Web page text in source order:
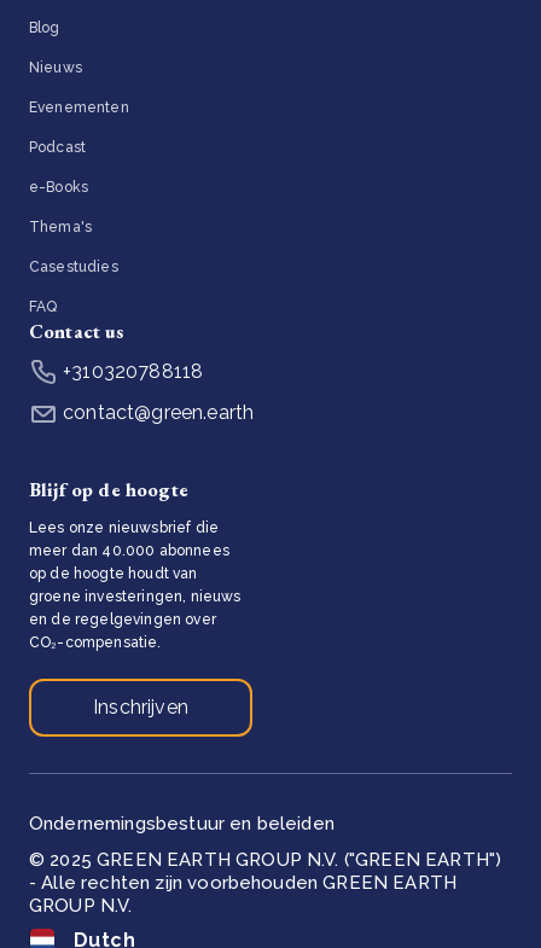
Blog
Nieuws
Evenementen
Podcast
e-Books
Thema's
Casestudies
FAQ
Contact us
+310320788118
contact@green.earth
Blijf op de hoogte
Lees onze nieuwsbrief die
meer dan 40.000 abonnees
op de hoogte houdt van
groene investeringen, nieuws
en de regelgevingen over
CO₂-compensatie.
Inschrijven
© 2025 GREEN EARTH GROUP N.V. ("GREEN EARTH")
- Alle rechten zijn voorbehouden GREEN EARTH
GROUP N.V.
Ondernemingsbestuur en beleiden
Dutch